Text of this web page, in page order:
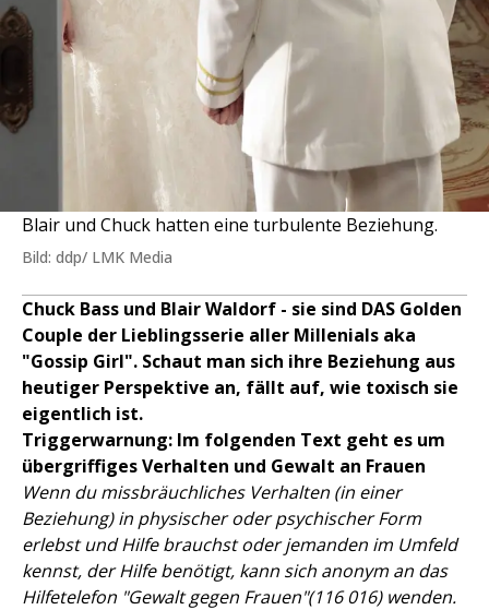
Blair und Chuck hatten eine turbulente Beziehung.
Bild: ddp/ LMK Media
Chuck Bass und Blair Waldorf - sie sind DAS Golden
Couple der Lieblingsserie aller Millenials aka
"Gossip Girl". Schaut man sich ihre Beziehung aus
heutiger Perspektive an, fällt auf, wie toxisch sie
eigentlich ist.
Triggerwarnung: Im folgenden Text geht es um
übergriffiges Verhalten und Gewalt an Frauen
Wenn du missbräuchliches Verhalten (in einer
Beziehung) in physischer oder psychischer Form
erlebst und Hilfe brauchst oder jemanden im Umfeld
kennst, der Hilfe benötigt, kann sich anonym an das
Hilfetelefon "Gewalt gegen Frauen"(116 016) wenden.